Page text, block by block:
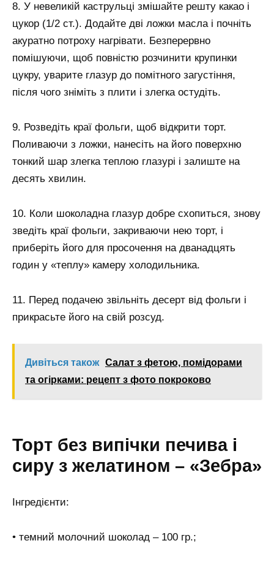
8. У невеликій каструльці змішайте решту какао і
цукор (1/2 ст.). Додайте дві ложки масла і почніть
акуратно потроху нагрівати. Безперервно
помішуючи, щоб повністю розчинити крупинки
цукру, уварите глазур до помітного загустіння,
після чого зніміть з плити і злегка остудіть.
9. Розведіть краї фольги, щоб відкрити торт.
Поливаючи з ложки, нанесіть на його поверхню
тонкий шар злегка теплою глазурі і залиште на
десять хвилин.
10. Коли шоколадна глазур добре схопиться, знову
зведіть краї фольги, закриваючи нею торт, і
приберіть його для просочення на дванадцять
годин у «теплу» камеру холодильника.
11. Перед подачею звільніть десерт від фольги і
прикрасьте його на свій розсуд.
Дивіться також Салат з фетою, помідорами
та огірками: рецепт з фото покроково
Торт без випічки печива і
сиру з желатином – «Зебра»
Інгредієнти:
• темний молочний шоколад – 100 гр.;